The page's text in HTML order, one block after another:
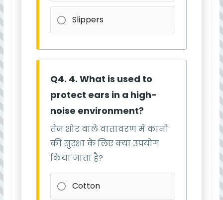
Slippers
Q4. 4. What is used to
protect ears in a high-
noise environment?
तेज शोर वाले वातावरण में कानों
की सुरक्षा के लिए क्या उपयोग
किया जाता है?
Cotton